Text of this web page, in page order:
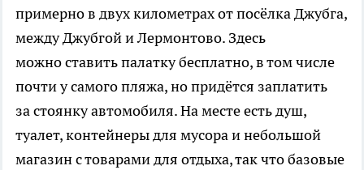
примерно в двух километрах от посёлка Джубга,
между Джубгой и Лермонтово. Здесь
можно ставить палатку бесплатно, в том числе
почти у самого пляжа, но придётся заплатить
за стоянку автомобиля. На месте есть душ,
туалет, контейнеры для мусора и небольшой
магазин с товарами для отдыха, так что базовые